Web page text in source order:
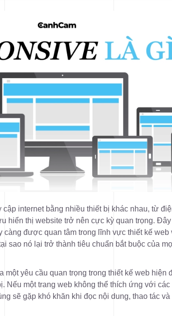
internet bằng nhiều thiết bị khác nhau, từ
hiển thị website trở nên cực kỳ quan trọng.
càng được quan tâm trong lĩnh vực thiết kế web
sao nó lại trở thành tiêu chuẩn bắt buộc của
một yêu cầu quan trọng trong thiết kế web hiện
Nếu một trang web không thể thích ứng với
sẽ gặp khó khăn khi đọc nội dung, thao tác